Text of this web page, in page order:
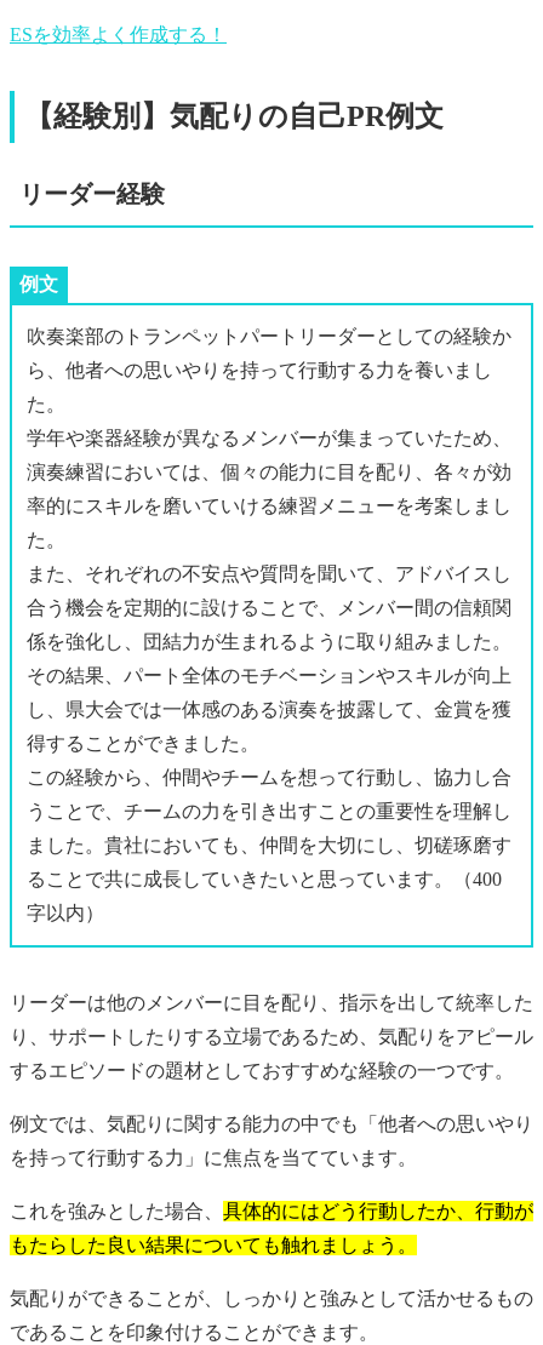
ESを効率よく作成する！
【経験別】気配りの自己PR例文
リーダー経験
例文
吹奏楽部のトランペットパートリーダーとしての経験か
ら、他者への思いやりを持って行動する力を養いまし
た。
学年や楽器経験が異なるメンバーが集まっていたため、
演奏練習においては、個々の能力に目を配り、各々が効
率的にスキルを磨いていける練習メニューを考案しまし
た。
また、それぞれの不安点や質問を聞いて、アドバイスし
合う機会を定期的に設けることで、メンバー間の信頼関
係を強化し、団結力が生まれるように取り組みました。
その結果、パート全体のモチベーションやスキルが向上
し、県大会では一体感のある演奏を披露して、金賞を獲
得することができました。
この経験から、仲間やチームを想って行動し、協力し合
うことで、チームの力を引き出すことの重要性を理解し
ました。貴社においても、仲間を大切にし、切磋琢磨す
ることで共に成長していきたいと思っています。（400
字以内）
リーダーは他のメンバーに目を配り、指示を出して統率した
り、サポートしたりする立場であるため、気配りをアピール
するエピソードの題材としておすすめな経験の一つです。
例文では、気配りに関する能力の中でも「他者への思いやり
を持って行動する力」に焦点を当てています。
これを強みとした場合、 具体的にはどう行動したか、行動が
もたらした良い結果についても触れましょう。
気配りができることが、しっかりと強みとして活かせるもの
であることを印象付けることができます。